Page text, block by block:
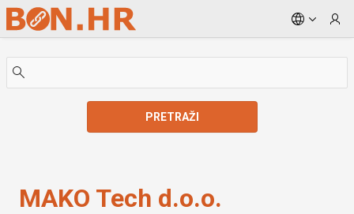
Skip to Main Content
PRETRAŽI
MAKO Tech d.o.o.